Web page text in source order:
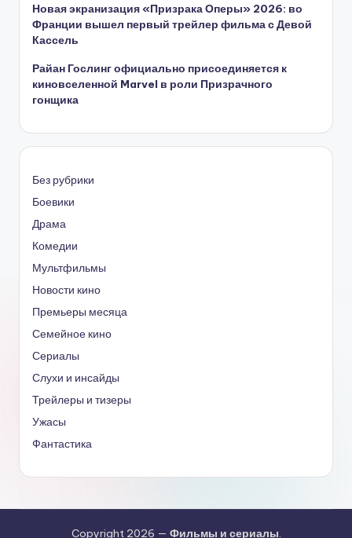
Новая экранизация «Призрака Оперы» 2026: во
Франции вышел первый трейлер фильма с Девой
Кассель
Райан Гослинг официально присоединяется к
киновселенной Marvel в роли Призрачного
гонщика
Без рубрики
Боевики
Драма
Комедии
Мультфильмы
Новости кино
Премьеры месяца
Семейное кино
Сериалы
Слухи и инсайды
Трейлеры и тизеры
Ужасы
Фантастика
Copyright 2026 — Фильмы и сериалы.